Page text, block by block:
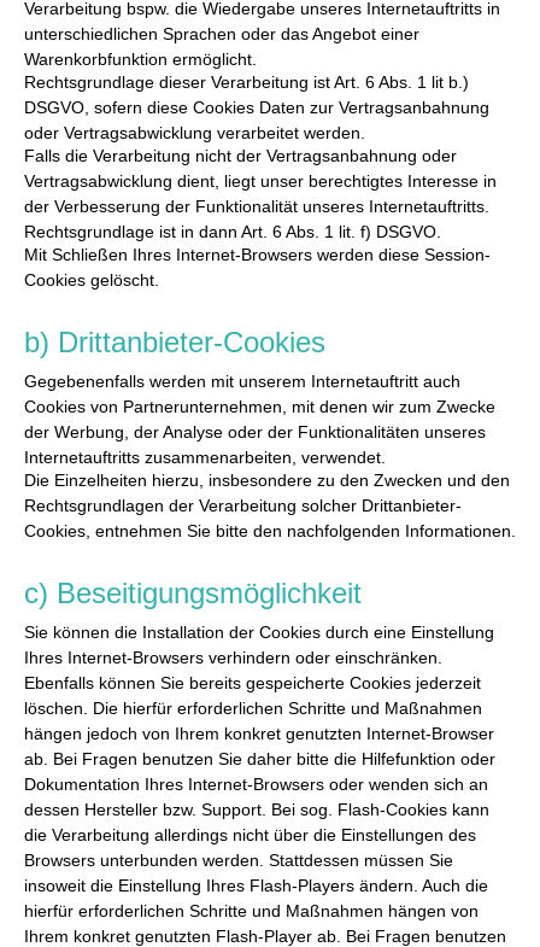
Verarbeitung bspw. die Wiedergabe unseres Internetauftritts in
unterschiedlichen Sprachen oder das Angebot einer
Warenkorbfunktion ermöglicht.
Rechtsgrundlage dieser Verarbeitung ist Art. 6 Abs. 1 lit b.)
DSGVO, sofern diese Cookies Daten zur Vertragsanbahnung
oder Vertragsabwicklung verarbeitet werden.
Falls die Verarbeitung nicht der Vertragsanbahnung oder
Vertragsabwicklung dient, liegt unser berechtigtes Interesse in
der Verbesserung der Funktionalität unseres Internetauftritts.
Rechtsgrundlage ist in dann Art. 6 Abs. 1 lit. f) DSGVO.
Mit Schließen Ihres Internet-Browsers werden diese Session-
Cookies gelöscht.
b) Drittanbieter-Cookies
Gegebenenfalls werden mit unserem Internetauftritt auch
Cookies von Partnerunternehmen, mit denen wir zum Zwecke
der Werbung, der Analyse oder der Funktionalitäten unseres
Internetauftritts zusammenarbeiten, verwendet.
Die Einzelheiten hierzu, insbesondere zu den Zwecken und den
Rechtsgrundlagen der Verarbeitung solcher Drittanbieter-
Cookies, entnehmen Sie bitte den nachfolgenden Informationen.
c) Beseitigungsmöglichkeit
Sie können die Installation der Cookies durch eine Einstellung
Ihres Internet-Browsers verhindern oder einschränken.
Ebenfalls können Sie bereits gespeicherte Cookies jederzeit
löschen. Die hierfür erforderlichen Schritte und Maßnahmen
hängen jedoch von Ihrem konkret genutzten Internet-Browser
ab. Bei Fragen benutzen Sie daher bitte die Hilfefunktion oder
Dokumentation Ihres Internet-Browsers oder wenden sich an
dessen Hersteller bzw. Support. Bei sog. Flash-Cookies kann
die Verarbeitung allerdings nicht über die Einstellungen des
Browsers unterbunden werden. Stattdessen müssen Sie
insoweit die Einstellung Ihres Flash-Players ändern. Auch die
hierfür erforderlichen Schritte und Maßnahmen hängen von
Ihrem konkret genutzten Flash-Player ab. Bei Fragen benutzen